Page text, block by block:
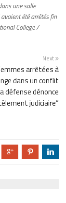
une salle
été arrêtés fin
College /
Next
arrêtées à
dans un conflit
défense dénonce
judiciaire”
c d j